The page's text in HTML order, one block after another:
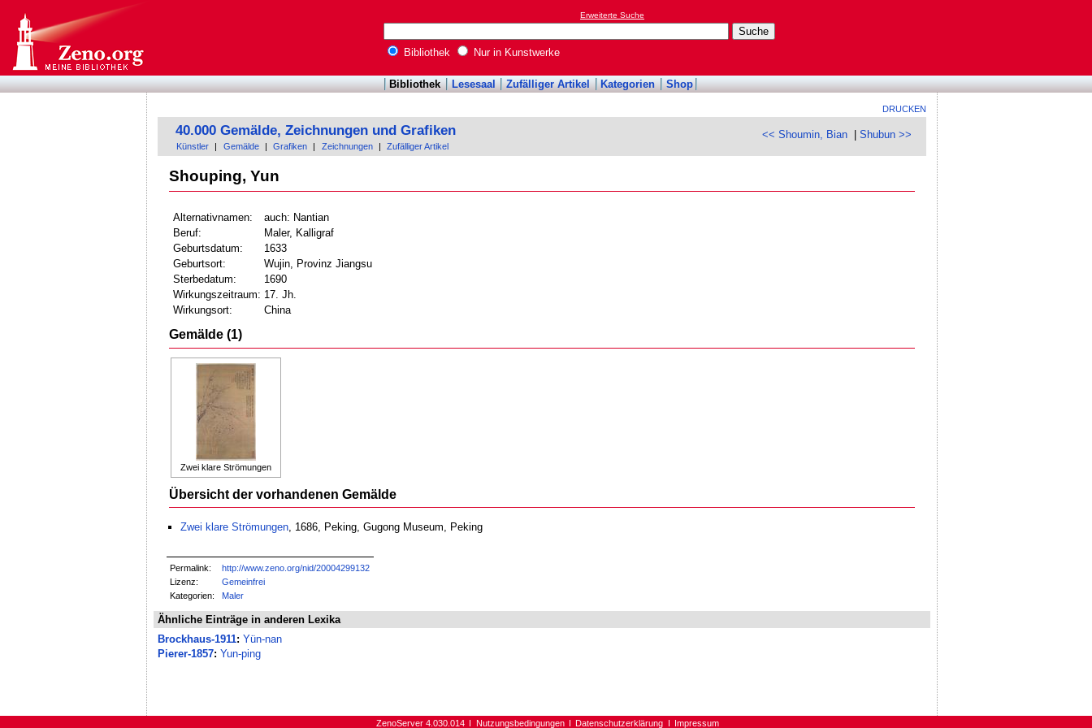
Erweiterte Suche
Bibliothek Nur in Kunstwerke
Bibliothek Lesesaal Zufälliger Artikel Kategorien Shop
DRUCKEN
<< Shoumin, Bian |Shubun >>
40.000 Gemälde, Zeichnungen und Grafiken
Künstler Gemälde Grafiken Zeichnungen Zufälliger Artikel
Shouping, Yun
Alternativnamen:
auch: Nantian
Beruf:
Maler, Kalligraf
Geburtsdatum:
1633
Geburtsort:
Wujin, Provinz Jiangsu
Sterbedatum:
1690
Wirkungszeitraum: 17. Jh.
Wirkungsort:
China
Gemälde (1)
Zwei klare Strömungen
Übersicht der vorhandenen Gemälde
Zwei klare Strömungen, 1686, Peking, Gugong Museum, Peking
Permalink:
http://www.zeno.org/nid/20004299132
Lizenz:
Gemeinfrei
Kategorien:
Maler
Ähnliche Einträge in anderen Lexika
Brockhaus-1911: Yün-nan
Pierer-1857: Yun-ping
ZenoServer 4.030.014 Nutzungsbedingungen Datenschutzerklärung Impressum